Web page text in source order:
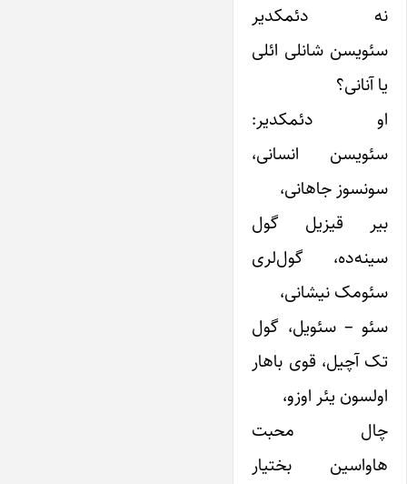
نه دئمکدیر
سئویسن شانلی ائلی
یا آنانی؟
او دئمکدیر:
سئویسن انسانی،
سونسوز جاهانی،
بیر قیزیل گول
سینه‌ده، گول‌لری
سئومک نیشانی،
سئو – سئویل، گول
تک آچیل، قوی باهار
اولسون یئر اوزو،
چال محبت
هاواسین بختیار